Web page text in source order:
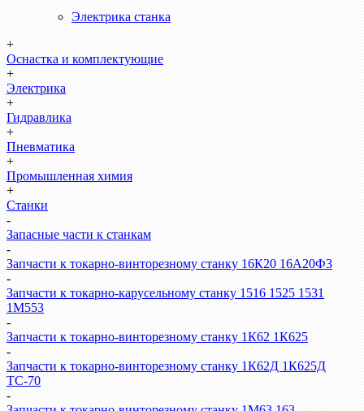
Электрика станка
+
Оснастка и комплектующие
+
Электрика
+
Гидравлика
+
Пневматика
+
Промышленная химия
+
Станки
-
Запасные части к станкам
-
Запчасти к токарно-винторезному станку 16К20 16А20Ф3
-
Запчасти к токарно-карусельному станку 1516 1525 1531
1М553
-
Запчасти к токарно-винторезному станку 1К62 1К625
-
Запчасти к токарно-винторезному станку 1К62Д 1К625Д
ТС-70
-